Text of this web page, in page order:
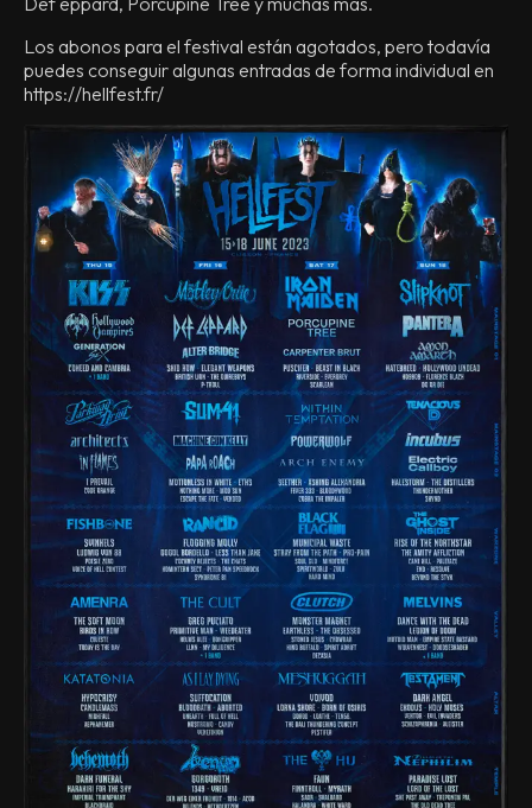
Los abonos para el festival están agotados, pero todavía
puedes conseguir algunas entradas de forma individual en
https://hellfest.fr/